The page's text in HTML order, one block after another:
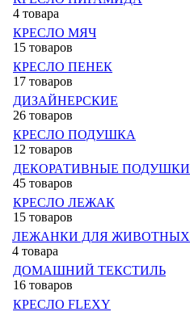
4 товара
КРЕСЛО МЯЧ
15 товаров
КРЕСЛО ПЕНЕК
17 товаров
ДИЗАЙНЕРСКИЕ
26 товаров
КРЕСЛО ПОДУШКА
12 товаров
ДЕКОРАТИВНЫЕ ПОДУШКИ
45 товаров
КРЕСЛО ЛЕЖАК
15 товаров
ЛЕЖАНКИ ДЛЯ ЖИВОТНЫХ
4 товара
ДОМАШНИЙ ТЕКСТИЛЬ
16 товаров
КРЕСЛО FLEXY